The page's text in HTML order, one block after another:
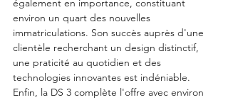
également en importance, constituant
environ un quart des nouvelles
immatriculations. Son succès auprès d'une
clientèle recherchant un design distinctif,
une praticité au quotidien et des
technologies innovantes est indéniable.
Enfin, la DS 3 complète l'offre avec environ